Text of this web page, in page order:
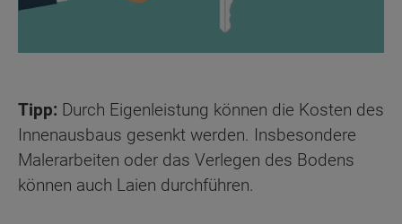
Tipp: Durch Eigenleistung können die Kosten des
Innenausbaus gesenkt werden. Insbesondere
Malerarbeiten oder das Verlegen des Bodens
können auch Laien durchführen.